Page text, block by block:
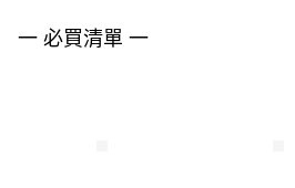
４．使用「AFTEE先享後付」時，將依據個
一 必買清單 一